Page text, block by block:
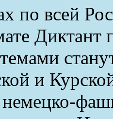
по всей
Диктант
и